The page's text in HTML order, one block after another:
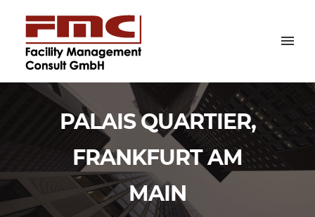
PALAIS QUARTIER,
FRANKFURT AM
MAIN